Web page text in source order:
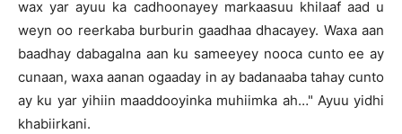
wax yar ayuu ka cadhoonayey markaasuu khilaaf aad u
weyn oo reerkaba burburin gaadhaa dhacayey. Waxa aan
baadhay dabagalna aan ku sameeyey nooca cunto ee ay
cunaan, waxa aanan ogaaday in ay badanaaba tahay cunto
ay ku yar yihiin maaddooyinka muhiimka ah…" Ayuu yidhi
khabiirkani.